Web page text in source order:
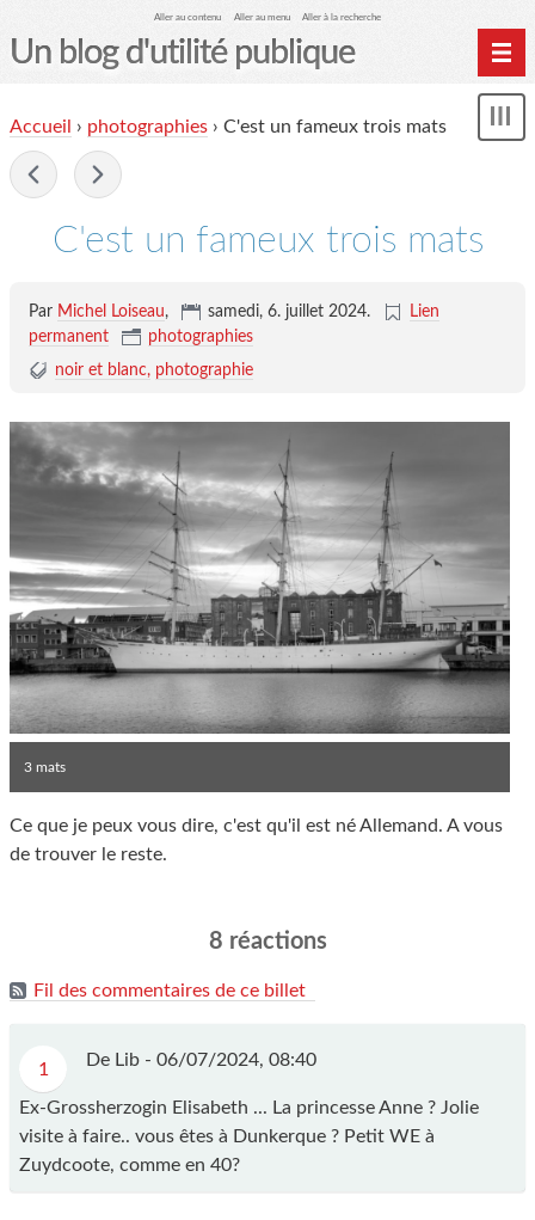
Aller au contenu Aller au menu Aller à la recherche
Un blog d'utilité publique
le Glob qui nuisait grave
Accueil › photographies › C'est un fameux trois mats
C'est un fameux trois mats
Par Michel Loiseau, samedi, 6. juillet 2024.
Lien
permanent
photographies
noir et blanc photographie
3 mats
Ce que je peux vous dire, c'est qu'il est né Allemand. A vous
de trouver le reste.
8 réactions
Fil des commentaires de ce billet
1 De Lib - 06/07/2024, 08:40
Ex-Grossherzogin Elisabeth ... La princesse Anne ? Jolie
visite à faire.. vous êtes à Dunkerque ? Petit WE à
Zuydcoote, comme en 40?